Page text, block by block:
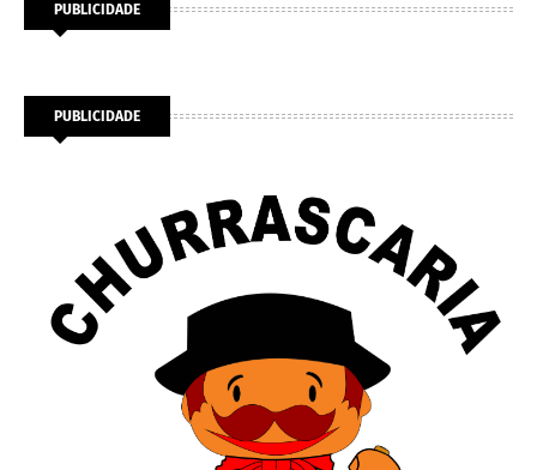
PUBLICIDADE
PUBLICIDADE